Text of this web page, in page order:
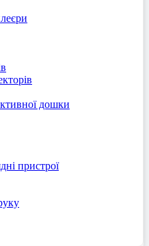
дошки
пристрої